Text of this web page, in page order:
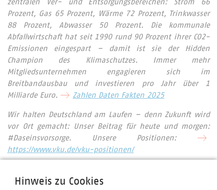
zentralen Ver- und Entsorgungsbereichen: Strom 66
Prozent, Gas 65 Prozent, Wärme 72 Prozent, Trinkwasser
88 Prozent, Abwasser 50 Prozent. Die kommunale
Abfallwirtschaft hat seit 1990 rund 90 Prozent ihrer CO2-
Emissionen eingespart – damit ist sie der Hidden
Champion des Klimaschutzes. Immer mehr
Mitgliedsunternehmen engagieren sich im
Breitbandausbau und investieren pro Jahr über 1
Milliarde Euro.
Zahlen Daten Fakten 2025
Wir halten Deutschland am Laufen – denn Zukunft wird
vor Ort gemacht: Unser Beitrag für heute und morgen:
#Daseinsvorsorge. Unsere Positionen:
https://www.vku.de/vku-positionen/
Hinweis zu Cookies